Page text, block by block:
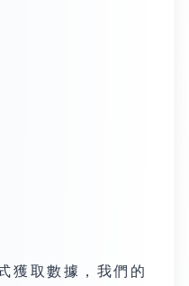
獲取數據，我們的